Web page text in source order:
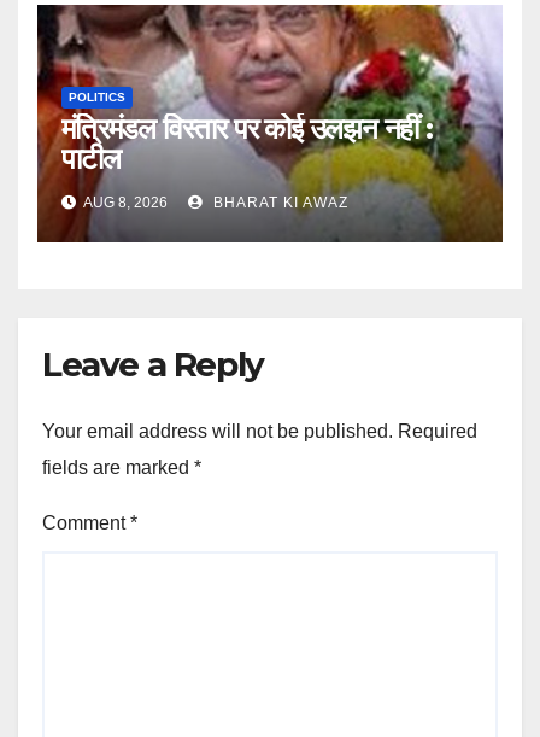
POLITICS
मंत्रिमंडल विस्तार पर कोई उलझन नहीं :
पाटील
AUG 8, 2026 BHARAT KI AWAZ
Leave a Reply
Your email address will not be published. Required
fields are marked *
Comment*